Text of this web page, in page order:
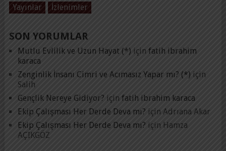
Yayınlar
İzlenimler
SON YORUMLAR
Mutlu Evlilik ve Uzun Hayat (*) için fatih ibrahim
karaca
Zenginlik İnsanı Cimri ve Acımasız Yapar mı? (*) için
Salih
Gençlik Nereye Gidiyor? için fatih ibrahim karaca
Ekip Çalışması Her Derde Deva mı? için Adrıana Akar
Ekip Çalışması Her Derde Deva mı? için Hamza
AÇIKGÖZ